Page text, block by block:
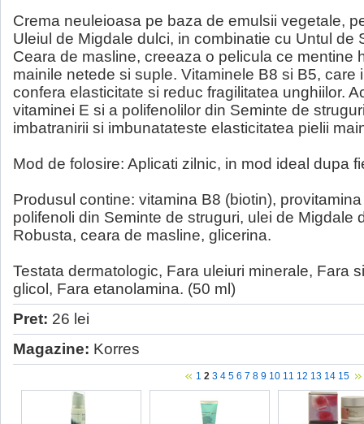
Crema neuleioasa pe baza de emulsii vegetale,
Uleiul de Migdale dulci, in combinatie cu Untul de
Ceara de masline, creeaza o pelicula ce mentine
mainile netede si suple. Vitaminele B8 si B5, care
confera elasticitate si reduc fragilitatea unghiilor.
vitaminei E si a polifenolilor din Seminte de
imbatranirii si imbunatateste elasticitatea pielii
Mod de folosire: Aplicati zilnic, in mod ideal dupa
Produsul contine: vitamina B8 (biotin),
polifenoli din Seminte de struguri, ulei de Migdale
Robusta, ceara de masline, glicerina.
Testata dermatologic, Fara uleiuri minerale, Fara
glicol, Fara etanolamina. (50 ml)
Pret: 26 lei
Magazine: Korres
1 2 3 4 5 6 7 8 9 10 11 12 13 14 15